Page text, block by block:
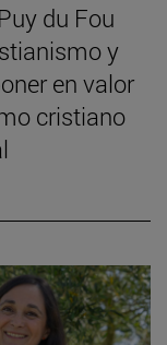
du Fou
y
en valor
cristiano